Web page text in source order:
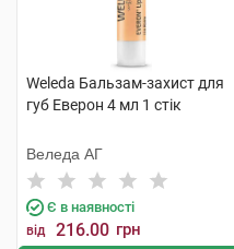
Weleda Бальзам-захист для
губ Еверон 4 мл 1 стік
Веледа АГ
Є в наявності
від 216.00 грн